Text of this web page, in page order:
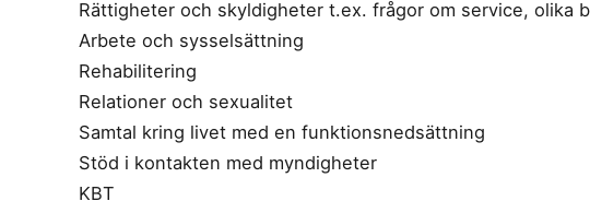
Rättigheter och skyldigheter t.ex. frågor om service, olika
Arbete och sysselsättning
Rehabilitering
Relationer och sexualitet
Samtal kring livet med en funktionsnedsättning
Stöd i kontakten med myndigheter
KBT